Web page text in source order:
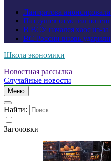
Лантратова
Патрушев отметил
В ВСУ начался хаос из-
ВС России вновь
Школа экономики
Новостная рассылка
Случайные новости
Меню
Найти:
Заголовки